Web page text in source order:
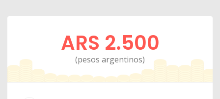
ARS 2.500
(pesos argentinos)